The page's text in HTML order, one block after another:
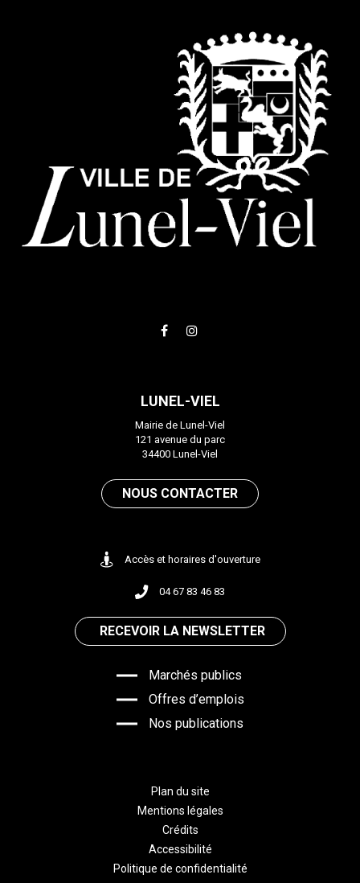
Lien
FacebookInstagram
LUNEL-VIEL
Mairie de Lunel-Viel
121 avenue du parc
34400 Lunel-Viel
NOUS CONTACTER
Accès et horaires d'ouverture
04 67 83 46 83
RECEVOIR LA NEWSLETTER
Marchés publics
Offres d’emplois
Nos publications
Plan du site
Mentions légales
Crédits
Accessibilité
Politique de confidentialité